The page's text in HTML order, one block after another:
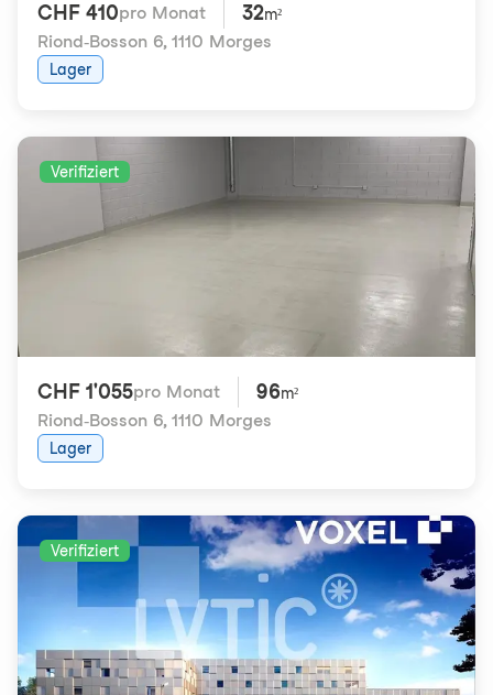
CHF 410pro Monat 32m²
Riond-Bosson 6, 1110 Morges
Lager
Verifiziert
CHF 1'055pro Monat 96m²
Riond-Bosson 6, 1110 Morges
Lager
Verifiziert